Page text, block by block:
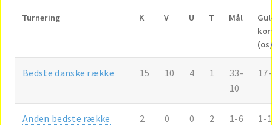
Turnering K V U T Mål
Bedste danske række 15 10 4 1
33-
10
Anden bedste række 2 0 0 2 1-6 1-1